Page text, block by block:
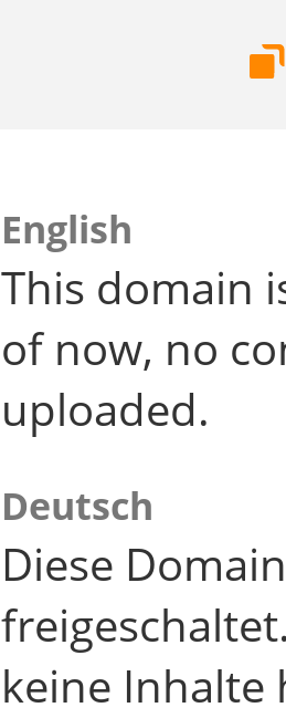
English
This domain
of now, no
uploaded.
Deutsch
Diese
keine Inhalte